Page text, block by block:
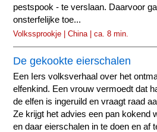
pestspook - te verslaan. Daarvoor
onsterfelijke toe...
Volkssprookje | China | ca. 8 min.
De gekookte eierschalen
Een Iers volksverhaal over het
elfenkind. Een vrouw vermoedt dat
de elfen is ingeruild en vraagt raad
Ze krijgt het advies een pan kokend
en daar eierschalen in te doen en af